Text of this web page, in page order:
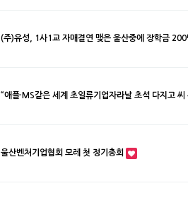
(주)유성, 1사1교 자매결연 맺은 울산중에 장학금 200
“애플·MS같은 세계 초일류기업자라날 초석 다지고 씨
울산벤처기업협회 모레 첫 정기총회